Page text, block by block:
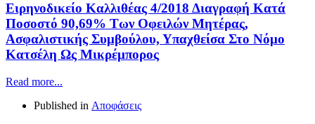
Ειρηνοδικείο Καλλιθέας 4/2018 Διαγραφή Κατά
Ποσοστό 90,69% Των Οφειλών Μητέρας,
Ασφαλιστικής Συμβούλου, Υπαχθείσα Στο Νόμο
Κατσέλη Ως Μικρέμπορος
Read more...
Published in Αποφάσεις